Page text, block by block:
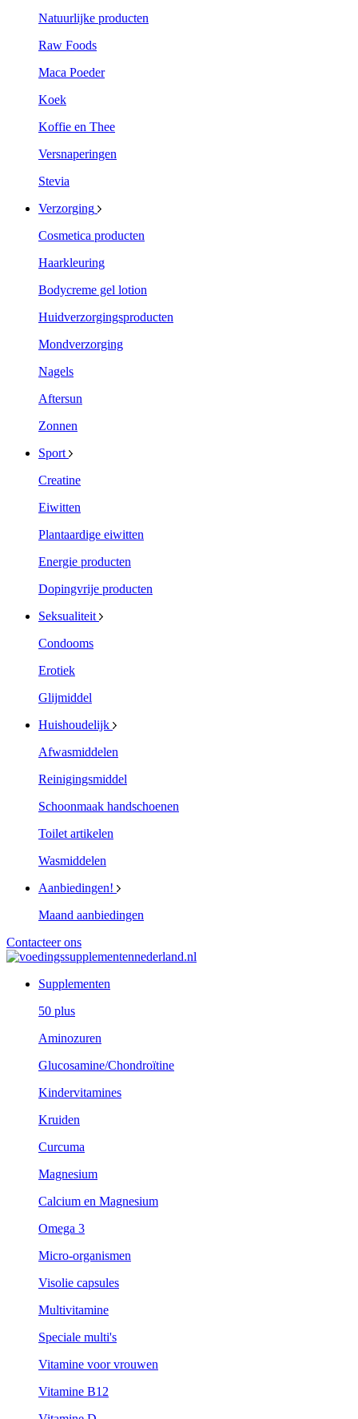
Natuurlijke producten
Raw Foods
Maca Poeder
Koek
Koffie en Thee
Versnaperingen
Stevia
Verzorging
Cosmetica producten
Haarkleuring
Bodycreme gel lotion
Huidverzorgingsproducten
Mondverzorging
Nagels
Aftersun
Zonnen
Sport
Creatine
Eiwitten
Plantaardige eiwitten
Energie producten
Dopingvrije producten
Seksualiteit
Condooms
Erotiek
Glijmiddel
Huishoudelijk
Afwasmiddelen
Reinigingsmiddel
Schoonmaak handschoenen
Toilet artikelen
Wasmiddelen
Aanbiedingen!
Maand aanbiedingen
Contacteer ons
Supplementen
50 plus
Aminozuren
Glucosamine/Chondroïtine
Kindervitamines
Kruiden
Curcuma
Magnesium
Calcium en Magnesium
Omega 3
Micro-organismen
Visolie capsules
Multivitamine
Speciale multi's
Vitamine voor vrouwen
Vitamine B12